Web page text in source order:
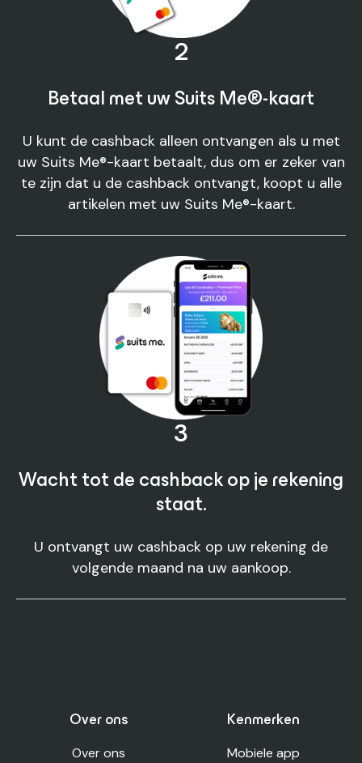
2
Betaal met uw Suits Me®-kaart
U kunt de cashback alleen ontvangen als u met
uw Suits Me®-kaart betaalt, dus om er zeker van
te zijn dat u de cashback ontvangt, koopt u alle
artikelen met uw Suits Me®-kaart.
3
Wacht tot de cashback op je rekening
staat.
U ontvangt uw cashback op uw rekening de
volgende maand na uw aankoop.
Over ons
Over ons
Kenmerken
Mobiele app